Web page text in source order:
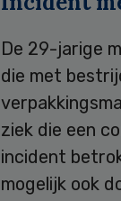
De 29-jarige
die met
ziek die een
incident
mogelijk ook